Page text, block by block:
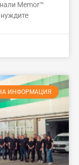
Memor™
ИНФОРМАЦИЯ